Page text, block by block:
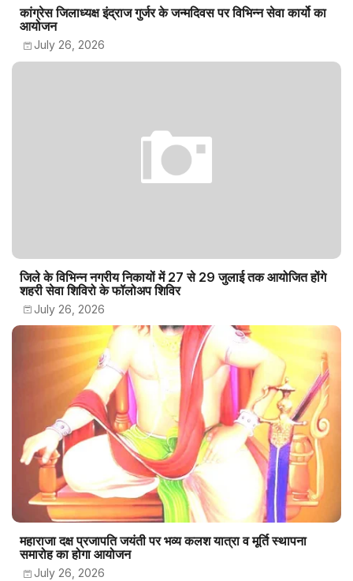
कांग्रेस जिलाध्यक्ष इंद्राज गुर्जर के जन्मदिवस पर विभिन्न सेवा कार्यो का
आयोजन
July 26, 2026
जिले के विभिन्न नगरीय निकायों में 27 से 29 जुलाई तक आयोजित होंगे
शहरी सेवा शिविरो के फॉलोअप शिविर
July 26, 2026
महाराजा दक्ष प्रजापति जयंती पर भव्य कलश यात्रा व मूर्ति स्थापना
समारोह का होगा आयोजन
July 26, 2026